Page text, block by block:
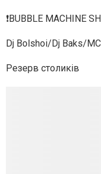
❗️BUBBLE MACHINE
Dj Bolshoi/Dj Baks/
Резерв столиків